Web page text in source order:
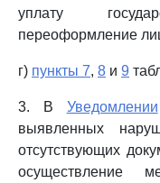
уплату
переоформление
г) пункты 7, 8 и 9
3. В Уведомлении
выявленных
отсутствующих
осуществление